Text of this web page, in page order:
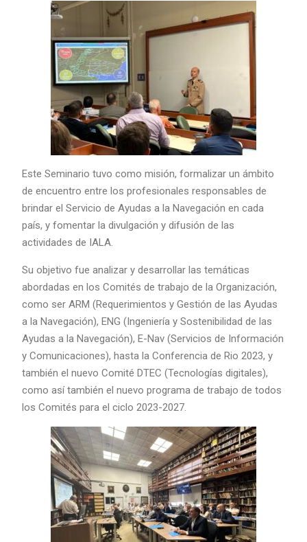
Este Seminario tuvo como misión, formalizar un ámbito
de encuentro entre los profesionales responsables de
brindar el Servicio de Ayudas a la Navegación en cada
país, y fomentar la divulgación y difusión de las
actividades de IALA.
Su objetivo fue analizar y desarrollar las temáticas
abordadas en los Comités de trabajo de la Organización,
como ser ARM (Requerimientos y Gestión de las Ayudas
a la Navegación), ENG (Ingeniería y Sostenibilidad de las
Ayudas a la Navegación), E-Nav (Servicios de Información
y Comunicaciones), hasta la Conferencia de Rio 2023, y
también el nuevo Comité DTEC (Tecnologías digitales),
como así también el nuevo programa de trabajo de todos
los Comités para el ciclo 2023-2027.